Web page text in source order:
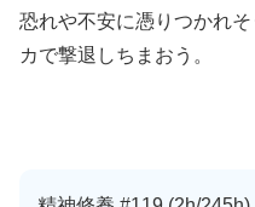
恐れや不安に憑りつかれ
カで撃退しちまおう。